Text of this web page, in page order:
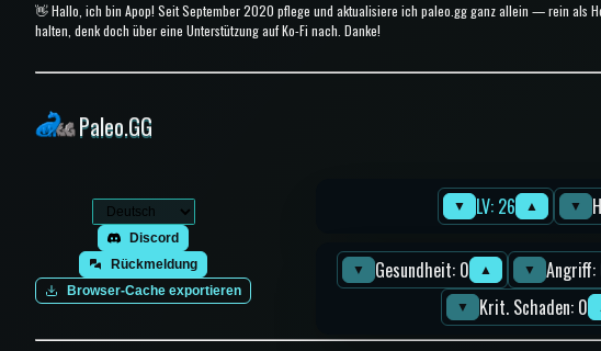
▼ LV: 26 ▲ ▼
▼ Gesundheit: 0 ▲ ▼ Angriff:
▼ Krit. Schaden: 0
👋 Hallo, ich bin Apop! Seit September 2020 pflege und aktualisiere ich paleo.gg ganz allein — rein als
halten, denk doch über eine Unterstützung auf Ko-Fi nach. Danke!
Paleo.GG
Discord
Rückmeldung
Browser-Cache exportieren